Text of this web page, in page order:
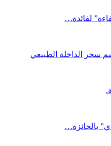
لفائدة…
سحر الداخلة الطبيعي
بالجائزة…